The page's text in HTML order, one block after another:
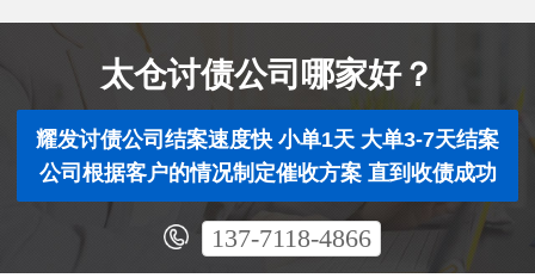
太仓讨债公司哪家好？
耀发讨债公司结案速度快 小单1天 大单3-7天结案
公司根据客户的情况制定催收方案 直到收债成功
137-7118-4866